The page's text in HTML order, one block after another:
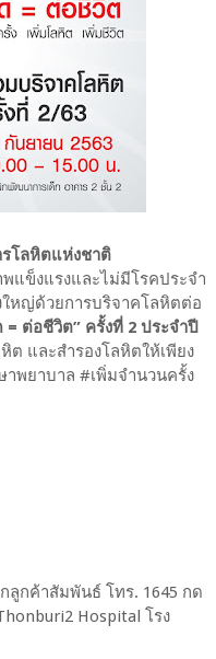
โลหิตแห่งชาติ
แข็งแรงและไม่มีโรคประจำ
หญ่ด้วยการบริจาคโลหิตต่อ
= ต่อชีวิต” ครั้งที่ 2 ประจำปี
และสำรองโลหิตให้เพียง
พยาบาล #เพิ่มจำนวนครั้ง
ลูกค้าสัมพันธ์ โทร. 1645 กด
Hospital โรง